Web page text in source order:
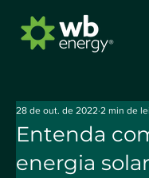
Entenda
energia
28 de out. de 2022 2 min de